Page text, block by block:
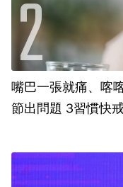
嘴巴一張就痛、喀
節出問題 3習慣快